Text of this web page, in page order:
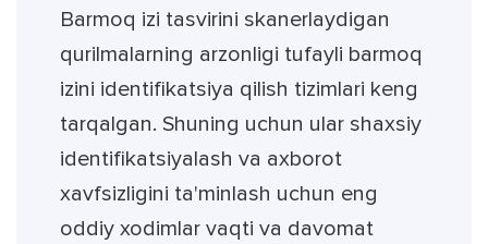
Barmoq izi tasvirini skanerlaydigan
qurilmalarning arzonligi tufayli barmoq
izini identifikatsiya qilish tizimlari keng
tarqalgan. Shuning uchun ular shaxsiy
identifikatsiyalash va axborot
xavfsizligini ta'minlash uchun eng
oddiy xodimlar vaqti va davomat